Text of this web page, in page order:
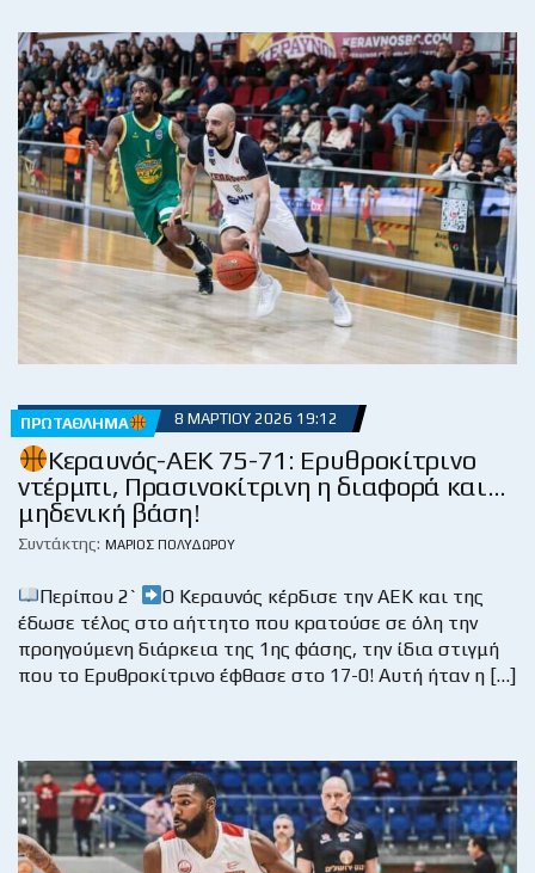
ΠΡΩΤΆΘΛΗΜΑ 8 ΜΑΡΤΊΟΥ 2026 19:12
Κεραυνός-ΑΕΚ 75-71: Ερυθροκίτρινο
ντέρμπι, Πρασινοκίτρινη η διαφορά και…
μηδενική βάση!
Συντάκτης: ΜΆΡΙΟΣ ΠΟΛΥΔΏΡΟΥ
Περίπου 2`
Ο Κεραυνός κέρδισε την ΑΕΚ και της
έδωσε τέλος στο αήττητο που κρατούσε σε όλη την
προηγούμενη διάρκεια της 1ης φάσης, την ίδια στιγμή
που το Ερυθροκίτρινο έφθασε στο 17-0! Αυτή ήταν η […]